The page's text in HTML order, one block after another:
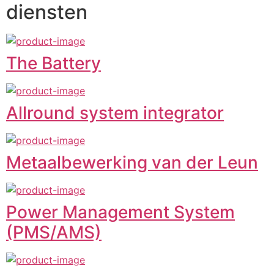
diensten
The Battery
Allround system integrator
Metaalbewerking van der Leun
Power Management System
(PMS/AMS)